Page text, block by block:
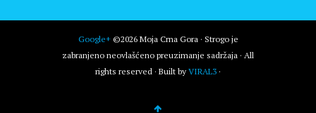
Google+©2026 Moja Crna Gora · Strogo je
zabranjeno neovlašćeno preuzimanje sadržaja · All
rights reserved · Built by VIRAL3 ·